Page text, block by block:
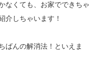
なくても、お家でできちゃ
介しちゃいます！
ばんの解消法！といえま